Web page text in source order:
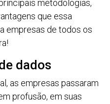
metodologias,
que essa
empresas de todos os
dados
as empresas passaram
profusão, em suas